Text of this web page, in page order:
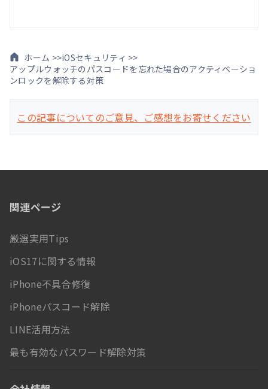
ホーム >>iOSセキュリティ >>
アップルウォッチのパスコードを忘れた場合のアクティベーショ
ンロックを解除する対策
この記事についてのご意見、ご感想をお寄せください
関連ページ
厳選実用Tips
iOS17に関する情報
iPhone不具合修復
iPhoneパスコード解除
LINE活用方法
最も有効なパスワード解除対策